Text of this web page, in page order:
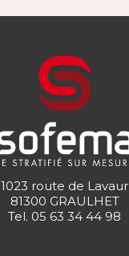
1023 route de Lavaur
81300 GRAULHET
Tel. 05 63 34 44 98